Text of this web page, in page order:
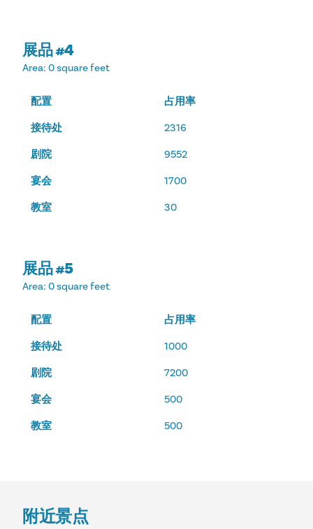
展品 #4
Area: 0 square feet
配置
占用率
接待处
2316
剧院
9552
宴会
1700
教室
30
展品 #5
Area: 0 square feet
配置
占用率
接待处
1000
剧院
7200
宴会
500
教室
500
附近景点